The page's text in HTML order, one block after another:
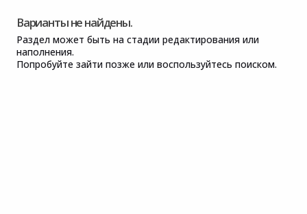
Варианты не найдены.
Раздел может быть на стадии редактирования или
наполнения.
Попробуйте зайти позже или воспользуйтесь поиском.